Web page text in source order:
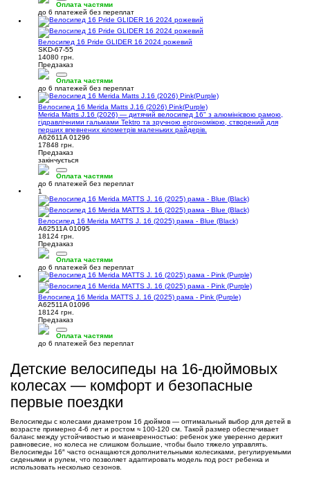
Оплата частями
до 6 платежей без переплат
Велосипед 16 Pride GLIDER 16 2024 рожевий
SKD-67-55
14080 грн.
Предзаказ
Оплата частями
до 6 платежей без переплат
Велосипед 16 Merida Matts J.16 (2026) Pink(Purple)
Merida Matts J.16 (2026) — дитячий велосипед 16" з алюмінієвою рамою,
гідравлічними гальмами Tektro та зручною ергономікою, створений для
перших впевнених кілометрів маленьких райдерів.
A62611A 01296
17848 грн.
Предзаказ
закінчується
Оплата частями
до 6 платежей без переплат
1
Велосипед 16 Merida MATTS J. 16 (2025) рама - Blue (Black)
A62511A 01095
18124 грн.
Предзаказ
Оплата частями
до 6 платежей без переплат
Велосипед 16 Merida MATTS J. 16 (2025) рама - Pink (Purple)
A62511A 01096
18124 грн.
Предзаказ
Оплата частями
до 6 платежей без переплат
Детские велосипеды на 16-дюймовых
колесах — комфорт и безопасные
первые поездки
Велосипеды с колесами диаметром 16 дюймов — оптимальный выбор для детей в
возрасте примерно 4-6 лет и ростом ≈ 100-120 см. Такой размер обеспечивает
баланс между устойчивостью и маневренностью: ребенок уже уверенно держит
равновесие, но колеса не слишком большие, чтобы было тяжело управлять.
Велосипеды 16″ часто оснащаются дополнительными колесиками, регулируемыми
сиденьями и рулем, что позволяет адаптировать модель под рост ребенка и
использовать несколько сезонов.